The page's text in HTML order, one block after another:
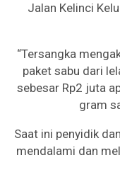
Jalan Kelinci
“Tersangka
paket sabu dari
sebesar Rp2 juta
gram
Saat ini penyidik
mendalami dan